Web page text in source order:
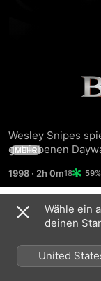
Wesley Snipes
getriebenen
Beschützers und
Kristofferson)
tödlichen Job:
der Vampire,
Blade, die
verhindern.
MEHR
1998 · 2h 0m 59%
Trailer
Wähle ein
deinen
United